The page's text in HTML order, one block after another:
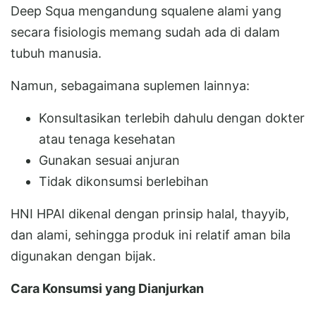
Deep Squa mengandung squalene alami yang
secara fisiologis memang sudah ada di dalam
tubuh manusia.
Namun, sebagaimana suplemen lainnya:
Konsultasikan terlebih dahulu dengan dokter
atau tenaga kesehatan
Gunakan sesuai anjuran
Tidak dikonsumsi berlebihan
HNI HPAI dikenal dengan prinsip halal, thayyib,
dan alami, sehingga produk ini relatif aman bila
digunakan dengan bijak.
Cara Konsumsi yang Dianjurkan